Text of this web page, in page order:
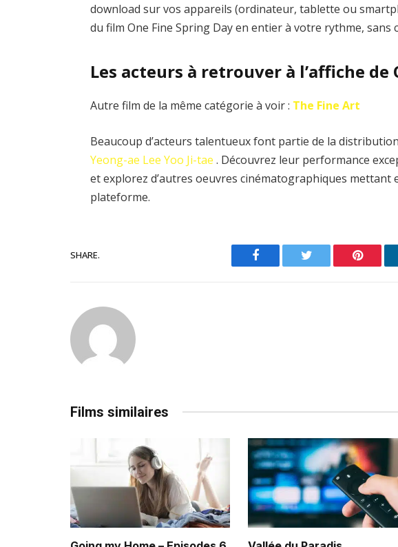
download sur vos appareils (ordinateur, tablette ou
du film One Fine Spring Day en entier à votre rythme, sans
Les acteurs à retrouver à l’affiche de
Autre film de la même catégorie à voir : The Fine Art
Beaucoup d’acteurs talentueux font partie de la
Yeong-ae Lee Yoo Ji-tae . Découvrez leur performance
et explorez d’autres oeuvres cinématographiques
plateforme.
SHARE.
Facebook Twitter
Films similaires